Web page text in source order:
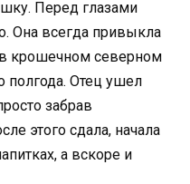
Перед глазами
Она всегда привыкла
в крошечном северном
полгода. Отец ушел
забрав
этого сдала, начала
а вскоре и